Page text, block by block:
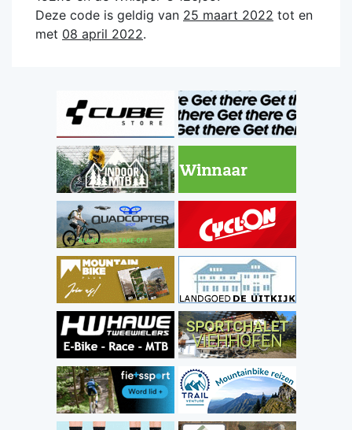
Deze code is geldig van 25 maart 2022 tot en
met 08 april 2022.